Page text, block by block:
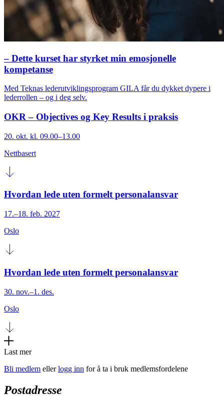
– Dette kurset har styrket min emosjonelle
kompetanse
Med Teknas lederutviklingsprogram GILA får du dykket dypere i
lederrollen – og i deg selv.
OKR – Objectives og Key Results i praksis
20. okt. kl. 09.00–13.00
Nettbasert
Hvordan lede uten formelt personalansvar
17.–18. feb. 2027
Oslo
Hvordan lede uten formelt personalansvar
30. nov.–1. des.
Oslo
Last mer
Bli medlem ellerlogg inn for å ta i bruk medlemsfordelene
Postadresse